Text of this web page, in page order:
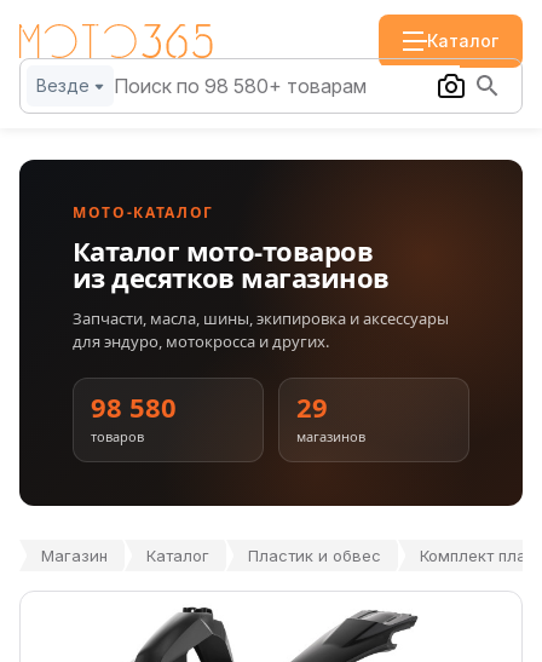
Каталог
Везде
МОТО-КАТАЛОГ
Каталог мото-товаров
из десятков магазинов
Запчасти, масла, шины, экипировка и аксессуары
для эндуро, мотокросса и других.
98 580
товаров
29
магазинов
Магазин Каталог Пластик и обвес Комплект